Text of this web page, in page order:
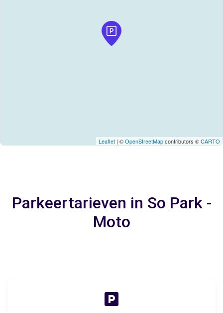
Leaflet | ©OpenStreetMapcontributors ©CARTO
Parkeertarieven in So Park -
Moto